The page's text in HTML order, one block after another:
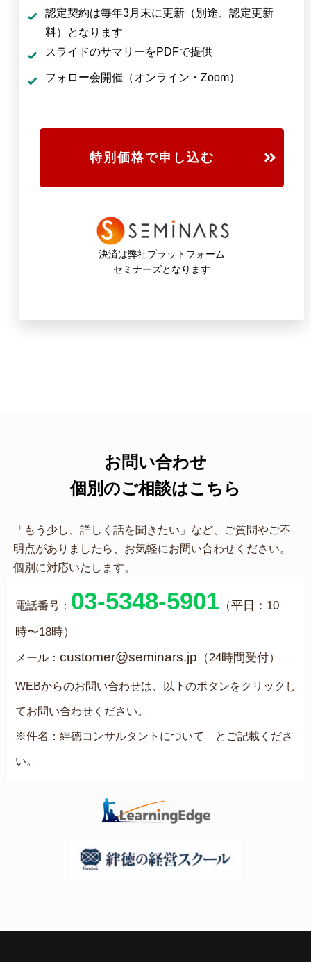
認定契約は毎年3月末に更新（別途、認定更新
料）となります
スライドのサマリーをPDFで提供
フォロー会開催（オンライン・Zoom）
特別価格で申し込む
決済は弊社プラットフォーム
セミナーズとなります
お問い合わせ
個別のご相談はこちら
「もう少し、詳しく話を聞きたい」など、ご質問やご不
明点がありましたら、お気軽にお問い合わせください。
個別に対応いたします。
電話番号： 03-5348-5901 （平日：10
時〜18時）
メール： customer@seminars.jp （24時間受付）
WEBからのお問い合わせは、以下のボタンをクリックし
てお問い合わせください。
※件名：絆徳コンサルタントについて とご記載くださ
い。